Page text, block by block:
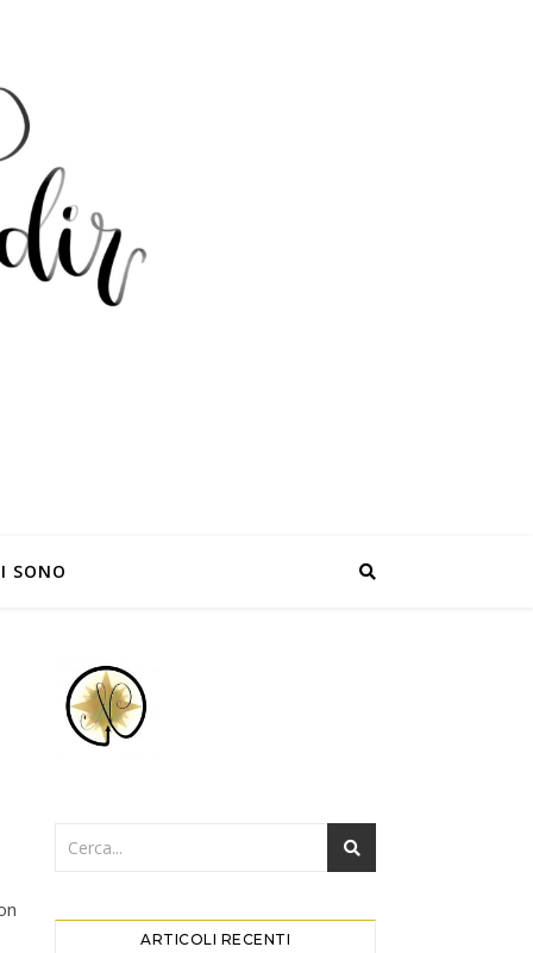
SONO
ARTICOLI RECENTI